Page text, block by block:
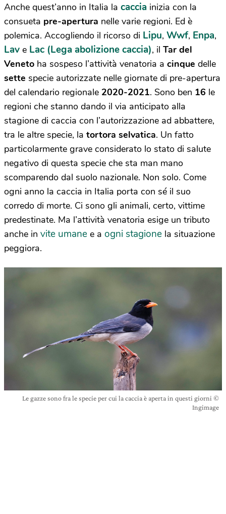
Anche quest’anno in Italia la caccia inizia con la
consueta pre-apertura nelle varie regioni. Ed è
polemica. Accogliendo il ricorso di Lipu, Wwf, Enpa,
Lav e Lac (Lega abolizione caccia), il Tar del
Veneto ha sospeso l’attività venatoria a cinque delle
sette specie autorizzate nelle giornate di pre-apertura
del calendario regionale 2020-2021. Sono ben 16 le
regioni che stanno dando il via anticipato alla
stagione di caccia con l’autorizzazione ad abbattere,
tra le altre specie, la tortora selvatica. Un fatto
particolarmente grave considerato lo stato di salute
negativo di questa specie che sta man mano
scomparendo dal suolo nazionale. Non solo. Come
ogni anno la caccia in Italia porta con sé il suo
corredo di morte. Ci sono gli animali, certo, vittime
predestinate. Ma l’attività venatoria esige un tributo
anche in vite umane e a ogni stagione la situazione
peggiora.
Le gazze sono fra le specie per cui la caccia è aperta in questi giorni ©
Ingimage